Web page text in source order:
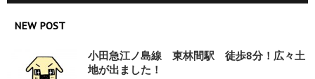
NEW POST
小田急江ノ島線 東林間駅 徒歩8分！広々土
地が出ました！